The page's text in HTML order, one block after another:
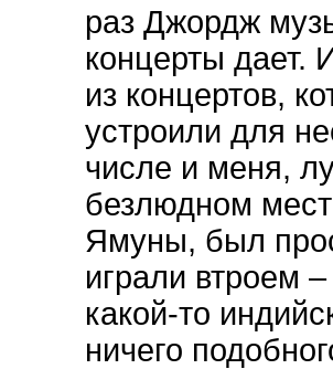
раз Джордж
концерты дает.
из концертов,
устроили для
числе и меня,
безлюдном
Ямуны, был
играли втроем
какой-то
ничего